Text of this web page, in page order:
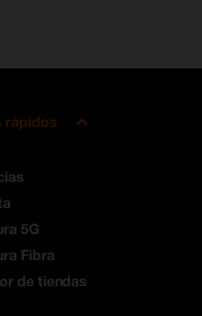
rápidos
5G
Fibra
de tiendas